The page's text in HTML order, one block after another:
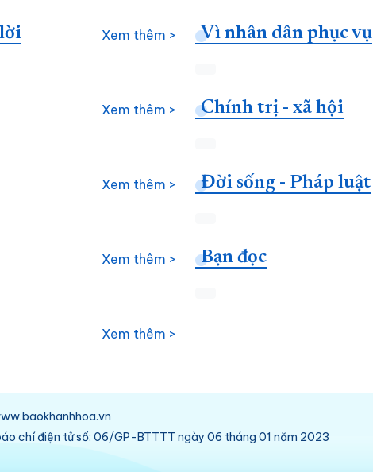
Xem thêm > Vì nhân dân phục vụ
Xem thêm > Chính trị - xã hội
Xem thêm > Đời sống - Pháp luật
Xem thêm > Bạn đọc
Xem thêm >
chí điện tử số: 06/GP-BTTTT ngày 06 tháng 01 năm 2023